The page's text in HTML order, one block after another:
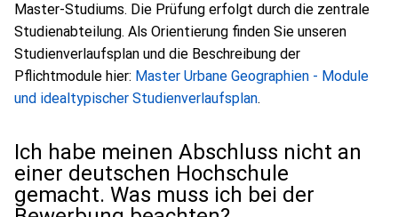
Master-Studiums. Die Prüfung erfolgt durch die zentrale
Studienabteilung. Als Orientierung finden Sie unseren
Studienverlaufsplan und die Beschreibung der
Pflichtmodule hier: Master Urbane Geographien - Module
und idealtypischer Studienverlaufsplan.
Ich habe meinen Abschluss nicht an
einer deutschen Hochschule
gemacht. Was muss ich bei der